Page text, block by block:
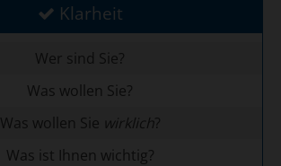
Klarheit
Wer sind Sie?
Was wollen Sie?
Was wollen Sie wirklich?
Was ist Ihnen wichtig?